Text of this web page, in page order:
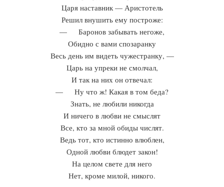
Царя наставник — Аристотель
Решил внушить ему построже:
— Баронов забывать негоже,
Обидно с вами спозаранку
Весь день им видеть чужестранку, —
Царь на упреки не смолчал,
И так на них он отвечал:
— Ну что ж! Какая в том беда?
Знать, не любили никогда
И ничего в любви не смыслят
Все, кто за мной обиды числят.
Ведь тот, кто истинно влюблен,
Одной любви блюдет закон!
На целом свете для него
Нет, кроме милой, никого.